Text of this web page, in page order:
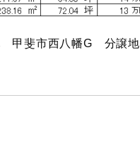
斐市西八幡G 分譲地